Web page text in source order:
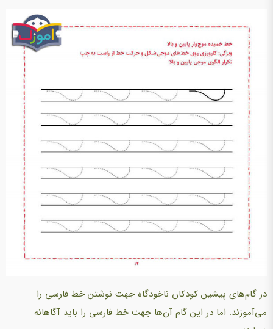
در گام‌های پیشین کودکان ناخود‌گاه جهت نوشتن خط فارسی را
می‌آموزند. اما در این گام آن‌ها جهت خط فارسی را باید آگاهانه